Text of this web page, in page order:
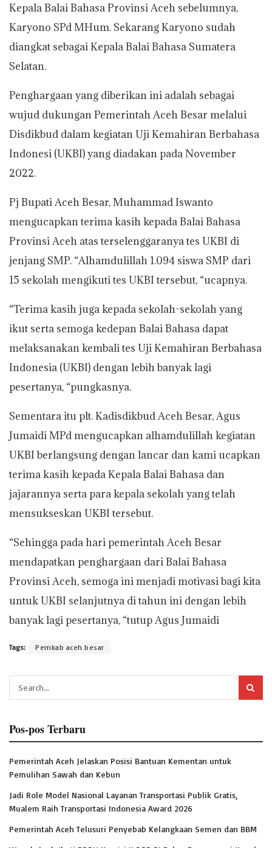
Kepala Balai Bahasa Provinsi Aceh sebelumnya,
Karyono SPd MHum. Sekarang Karyono sudah
diangkat sebagai Kepala Balai Bahasa Sumatera
Selatan.
Penghargaan yang diberikan ini adalah sebagai
wujud dukungan Pemerintah Aceh Besar melalui
Disdikbud dalam kegiatan Uji Kemahiran Berbahasa
Indonesi (UKBI) yang diadakan pada November
2022.
Pj Bupati Aceh Besar, Muhammad Iswanto
mengucapkan terima kasih kepada Balai Bahasa
Provinsi Aceh atas terselenggaranya tes UKBI di
jenjang SMP. “Alhamdulillah 1.094 siswa SMP dari
15 sekolah mengikuti tes UKBI tersebut, “ucapnya.
“Terima kasih juga kepada sekolah-sekolah yang
ikut serta semoga kedepan Balai Bahasa dapat
melaksanakan kembali tes Uji Kemahiran Berbahasa
Indonesia (UKBI) dengan lebih banyak lagi
pesertanya, “pungkasnya.
Sementara itu plt. Kadisdikbud Aceh Besar, Agus
Jumaidi MPd mengucapkan alhamdulillah kegiatan
UKBI berlangsung dengan lancar dan kami ucapkan
terima kasih kepada Kepala Balai Bahasa dan
jajarannya serta para kepala sekolah yang telah
mensukseskan UKBI tersebut.
“Sehingga pada hari pemerintah Aceh Besar
mendapatkan penghargaan dari Balai Bahasa
Provinsi Aceh, semoga ini menjadi motivasi bagi kita
untuk UKBI selanjutnya di tahun ini dengan lebih
banyak lagi pesertanya, “tutup Agus Jumaidi
Tags: Pemkab aceh besar
Pos-pos Terbaru
Pemerintah Aceh Jelaskan Posisi Bantuan Kementan untuk
Pemulihan Sawah dan Kebun
Jadi Role Model Nasional Layanan Transportasi Publik Gratis,
Mualem Raih Transportasi Indonesia Award 2026
Pemerintah Aceh Telusuri Penyebab Kelangkaan Semen dan BBM